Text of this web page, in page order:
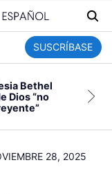
SUSCRÍBASE
Bethel
Dios “no
28, 2025